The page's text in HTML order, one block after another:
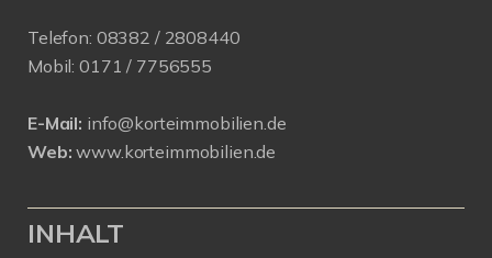
Telefon: 08382 / 2808440
Mobil: 0171 / 7756555
E-Mail: info@korteimmobilien.de
Web: www.korteimmobilien.de
INHALT